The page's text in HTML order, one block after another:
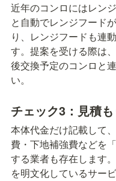
近年のコンロにはレン
と自動でレンジフード
り、レンジフードも連
す。提案を受ける際は
後交換予定のコンロと
い。
チェック3：見積
本体代金だけ記載して
費・下地補強費などを
する業者も存在します
を明文化しているサー